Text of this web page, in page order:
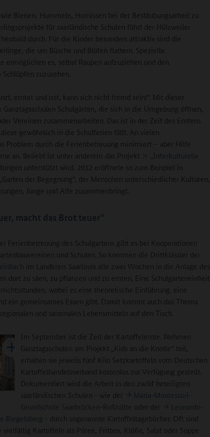
Bienen, Hummeln, Hornissen bei der Bestäubungsarbeit zu
für saarländische Schulen führt der Hülzweiler
durch. Für die Kinder besonders attraktiv sind die
die um Büsche und Blüten flattern. Spezielle
ermöglichen es, selbst Raupen aufzuziehen und den
zuzusehen.
erntet und isst, kann sich nicht fremd sein!“. Mit dieser
Ganztagsschulen Schulgärten, die sich in die Umgebung öffnen,
Vereinen zusammenarbeiten. Das ist in der Zeit des Erntens
diese gewöhnlich in die Schulferien fällt. An vielen
Problem durch die Ferienbetreuung minimiert – aber Hilfe
an. Beliebt ist unter anderem das Projekt
„Interkulturelle
unterstützt wird. 2012 eröffnete so zum Beispiel in
der Begegnung“, der Menschen unterschiedlicher Kulturen,
Junge und Alte zusammenbringt.
macht das Brot teuer“
Ferienbetreuung des Schulgartens gibt es bei Kooperationen
und Schulen. So kommen die Drittklässler der
im Landkreis Saarlouis alle zwei Wochen in die Anlage des
dort zu säen, zu pflanzen und zu ernten. Eine Schulgarteneinheit
wobei es eine theoretische Einführung, eine
ein gemeinsames Essen gibt. Damit kommt auch das Thema
und saisonalen Lebensmitteln auf den Tisch.
Im September ist die Zeit der Kartoffelernte. Nehmen
Ganztagsschulen am Projekt „Kids an die Knolle“ teil,
erhalten sie jeweils fünf Kilo Setzkartoffeln vom Deutschen
Kartoffelhandelsverband kostenlos zur Verfügung gestellt.
Dokumentiert wird die Arbeit in den zwölf beteiligten
saarländischen Schulen - wie der
Maria-Montessori-
Grundschule Saarbrücken-Rußhütte oder der
Leonardo-
Riegelsberg - durch sogenannte Kartoffeltagebücher. Oft sind
vielfältig Kartoffeln als Püree, Fritten, Klöße, Salat oder Suppe